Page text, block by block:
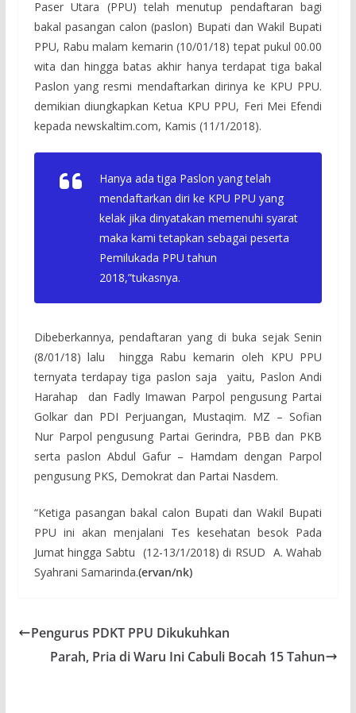
Paser Utara (PPU) telah menutup pendaftaran bagi
bakal pasangan calon (paslon) Bupati dan Wakil Bupati
PPU, Rabu malam kemarin (10/01/18) tepat pukul 00.00
wita dan hingga batas akhir hanya terdapat tiga bakal
Paslon yang resmi mendaftarkan dirinya ke KPU PPU.
demikian diungkapkan Ketua KPU PPU, Feri Mei Efendi
kepada newskaltim.com, Kamis (11/1/2018).
Hanya ada tiga Paslon yang telah
mendaftarkan diri ke KPU PPU yang
kelak jika dinyatakan memenuhi syarat
maka kami tetapkan sebagai peserta
Pemilukada PPU tahun
2018,”tukasnya.
Dibeberkannya, pendaftaran yang di buka sejak Senin
(8/01/18) lalu hingga Rabu kemarin oleh KPU PPU
ternyata terdapay tiga paslon saja yaitu, Paslon Andi
Harahap dan Fadly Imawan Parpol pengusung Partai
Golkar dan PDI Perjuangan, Mustaqim. MZ – Sofian
Nur Parpol pengusung Partai Gerindra, PBB dan PKB
serta paslon Abdul Gafur – Hamdam dengan Parpol
pengusung PKS, Demokrat dan Partai Nasdem.
“Ketiga pasangan bakal calon Bupati dan Wakil Bupati
PPU ini akan menjalani Tes kesehatan besok Pada
Jumat hingga Sabtu (12-13/1/2018) di RSUD A. Wahab
Syahrani Samarinda.(ervan/nk)
Pengurus PDKT PPU Dikukuhkan
Parah, Pria di Waru Ini Cabuli Bocah 15 Tahun